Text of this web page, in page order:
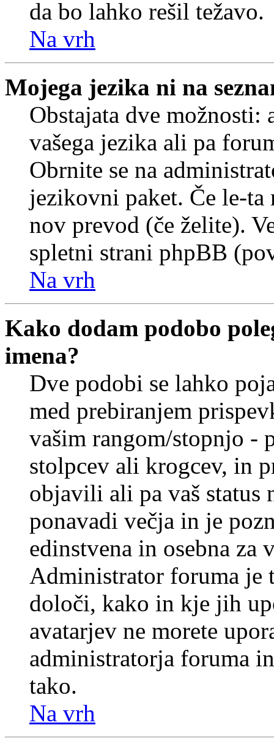
da bo lahko rešil težavo.
Na vrh
Mojega jezika ni na
Obstajata dve
vašega jezika ali pa
Obrnite se na
jezikovni paket. Če le-ta
nov prevod (če želite).
spletni strani phpBB
Na vrh
Kako dodam podobo
imena?
Dve podobi se lahko
med prebiranjem
vašim rangom/stopnjo -
stolpcev ali krogcev, in
objavili ali pa vaš status
ponavadi večja in je
edinstvena in osebna za
Administrator foruma je
določi, kako in kje jih
avatarjev ne morete
administratorja foruma
tako.
Na vrh